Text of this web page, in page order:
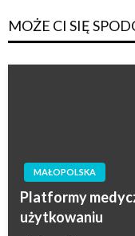
MOŻE CI SIĘ
MAŁOPOLSKA
Platformy
użytkowaniu